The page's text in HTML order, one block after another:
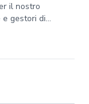
il nostro
gestori di...